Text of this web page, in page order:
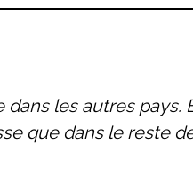
les autres pays.
que dans le reste